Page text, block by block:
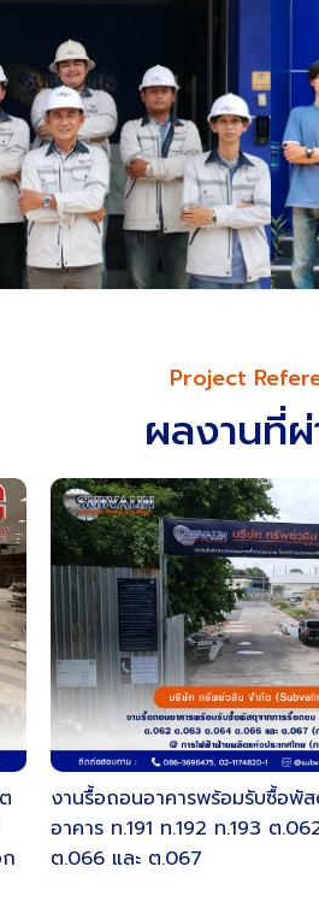
Project
ผลงานที่
งานรื้อถอนอาคารพร้อมรับซื้อพั
อาคาร ท.191 ท.192 ท.193 ต
ต.066 และ ต.067